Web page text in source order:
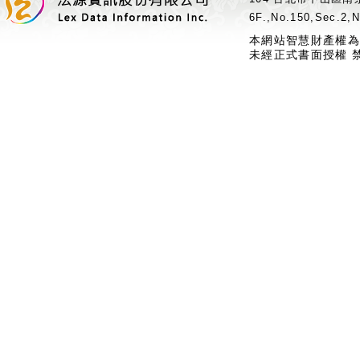
本網站智慧財產權
未經正式書面授權